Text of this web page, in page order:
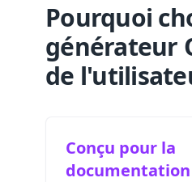
Pourquoi
générateur
de
Conçu pour la
documentation